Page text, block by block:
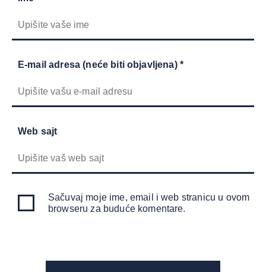
E-mail adresa (neće biti objavljena) *
Web sajt
Sačuvaj moje ime, email i web stranicu u ovom
browseru za buduće komentare.